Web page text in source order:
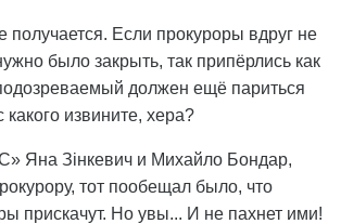
Если прокуроры вдруг не
было закрыть, так припёрлись как
должен ещё париться
извините, хера?
Яна Зінкевич и Михайло Бондар,
тот пообещал было, что
прискачут. Но увы... И не пахнет ими!